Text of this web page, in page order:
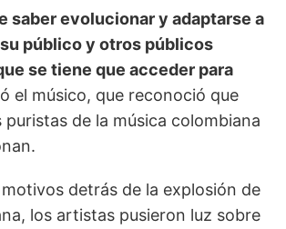
saber evolucionar y adaptarse a
público y otros públicos
se tiene que acceder para
el músico, que reconoció que
puristas de la música colombiana
detrás de la explosión de
los artistas pusieron luz sobre